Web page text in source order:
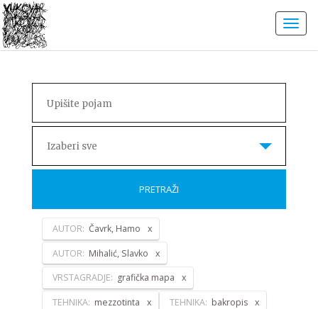
Izaberi sve
PRETRAŽI
AUTOR: Čavrk, Hamo
AUTOR: Mihalić, Slavko
VRSTAGRADJE: grafička mapa
TEHNIKA: mezzotinta TEHNIKA: bakropis